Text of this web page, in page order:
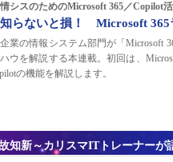
情シスのためのMicrosoft 365／Copilot
知らないと損！ Microsoft 365
企業の情報システム部門が「Microsoft
ハウを解説する本連載。初回は、
の機能を解説します。
知新～カリスマITトレーナーが